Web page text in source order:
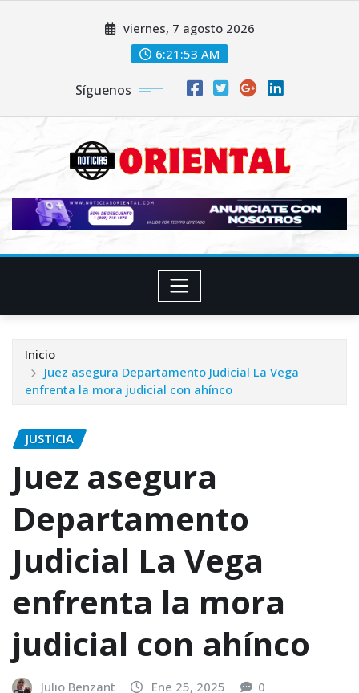
viernes, 7 agosto 2026
6:21:55 AM
Síguenos
Inicio
Juez asegura Departamento Judicial La Vega
enfrenta la mora judicial con ahínco
JUSTICIA
Juez asegura
Departamento
Judicial La Vega
enfrenta la mora
judicial con ahínco
Julio Benzant Ene 25, 2025 0